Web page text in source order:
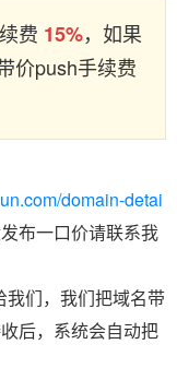
费 15%，如果
价push手续费
domain-detai
发布一口价请联系我
我们，我们把域名带
后，系统会自动把